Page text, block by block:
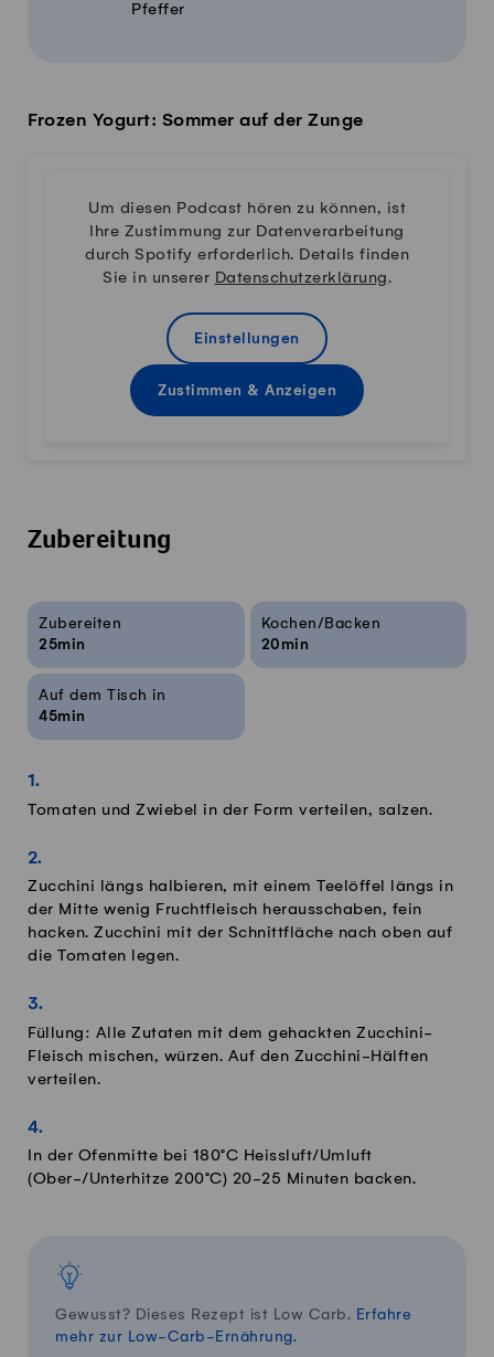
Pfeffer
Frozen Yogurt: Sommer auf der Zunge
Um diesen Podcast hören zu können, ist
Ihre Zustimmung zur Datenverarbeitung
durch Spotify erforderlich. Details finden
Sie in unserer Datenschutzerklärung.
Einstellungen
Zustimmen & Anzeigen
Zubereitung
Rezeptinfos
Zubereiten
25min
Kochen/Backen
20min
Auf dem Tisch in
45min
Tomaten und Zwiebel in der Form verteilen, salzen.
Zucchini längs halbieren, mit einem Teelöffel längs in
der Mitte wenig Fruchtfleisch herausschaben, fein
hacken. Zucchini mit der Schnittfläche nach oben auf
die Tomaten legen.
Füllung: Alle Zutaten mit dem gehackten Zucchini-
Fleisch mischen, würzen. Auf den Zucchini-Hälften
verteilen.
In der Ofenmitte bei 180°C Heissluft/Umluft
(Ober-/Unterhitze 200°C) 20-25 Minuten backen.
Gewusst? Dieses Rezept ist Low Carb. Erfahre
mehr zur Low-Carb-Ernährung.